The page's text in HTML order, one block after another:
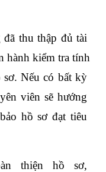
thu thập đủ tài
hành kiểm tra tính
sơ. Nếu có bất kỳ
viên sẽ hướng
hồ sơ đạt tiêu
thiện hồ sơ,